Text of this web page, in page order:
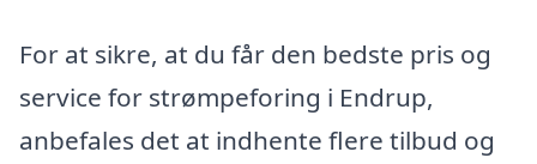
For at sikre, at du får den bedste pris og
service for strømpeforing i Endrup,
anbefales det at indhente flere tilbud og